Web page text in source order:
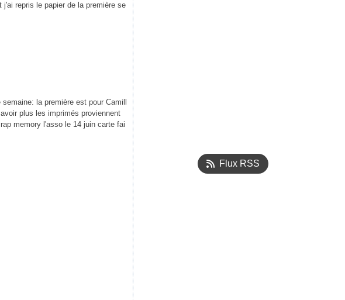
repris le papier de la première se
la première est pour Camill
plus les imprimés proviennent
memory l'asso le 14 juin carte fai
Flux RSS